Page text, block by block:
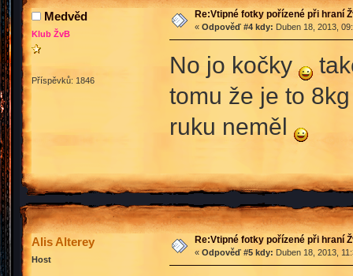
Medvěd
Klub ŽvB
Příspěvků: 1846
Re:Vtipné fotky pořízené při hraní
« Odpověď #4 kdy: Duben 18, 2013,
No jo kočky
tomu že je to
ruku neměl
Alis Alterey
Host
Re:Vtipné fotky pořízené při hraní
« Odpověď #5 kdy: Duben 18, 2013,